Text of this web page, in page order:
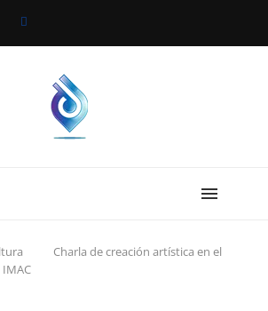
Charla de creación artística en el